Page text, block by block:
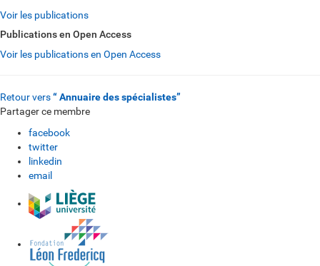
Voir les publications
Publications en Open Access
Voir les publications en Open Access
Retour vers“ Annuaire des spécialistes”
Partager ce membre
facebook
twitter
linkedin
email